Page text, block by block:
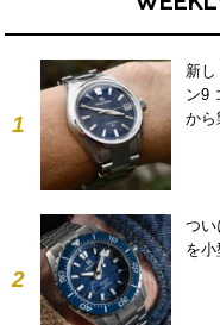
1
新
ン9
から
2
つい
を